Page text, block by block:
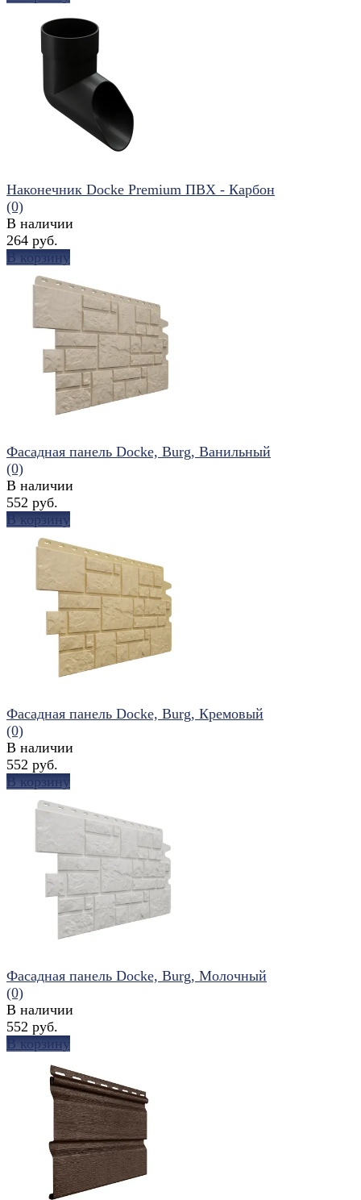
избранное сравнить
избранное сравнить
Наконечник Docke Premium ПВХ - Карбон
(0)
В наличии
264 руб.
В корзину
сравнить
Фасадная панель Docke, Burg, Ванильный
(0)
В наличии
552 руб.
В корзину
сравнить
Фасадная панель Docke, Burg, Кремовый
(0)
В наличии
552 руб.
В корзину
избранное сравнить
Фасадная панель Docke, Burg, Молочный
(0)
В наличии
552 руб.
В корзину